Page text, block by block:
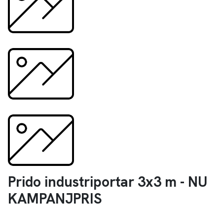
Prido industriportar 3x3 m - NU
KAMPANJPRIS